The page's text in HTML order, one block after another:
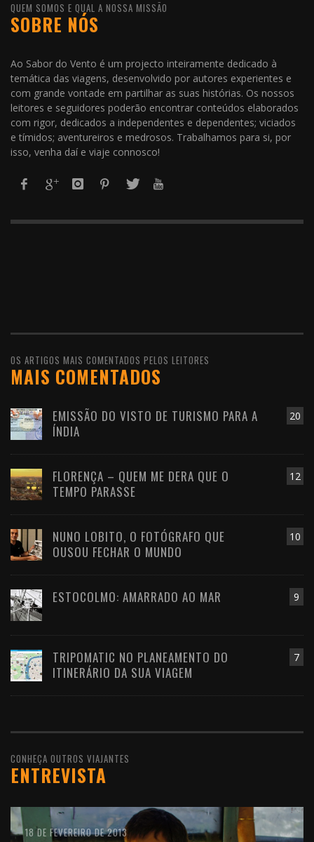
QUEM SOMOS E QUAL A NOSSA MISSÃO
SOBRE NÓS
Ao Sabor do Vento é um projecto inteiramente dedicado à
temática das viagens, desenvolvido por autores experientes e
com grande vontade em partilhar as suas histórias. Os nossos
leitores e seguidores poderão encontrar conteúdos elaborados
com rigor, dedicados a independentes e dependentes; viciados
e tímidos; aventureiros e medrosos. Trabalhamos para si, por
isso, venha daí e viaje connosco!
OS ARTIGOS MAIS COMENTADOS PELOS LEITORES
MAIS COMENTADOS
20
EMISSÃO DO VISTO DE TURISMO PARA A
ÍNDIA
12
FLORENÇA – QUEM ME DERA QUE O
TEMPO PARASSE
10
NUNO LOBITO, O FOTÓGRAFO QUE
OUSOU FECHAR O MUNDO
9
ESTOCOLMO: AMARRADO AO MAR
7
TRIPOMATIC NO PLANEAMENTO DO
ITINERÁRIO DA SUA VIAGEM
CONHEÇA OUTROS VIAJANTES
ENTREVISTA
10 DE FEVEREIRO DE 2016
18 DE FEVEREIRO DE 2013
11 DE OUTUBRO DE 2012